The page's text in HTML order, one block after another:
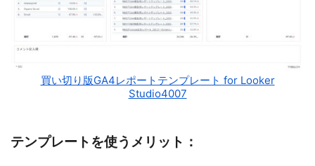
買い切り版GA4レポートテンプレート for Looker
Studio4007
テンプレートを使うメリット：